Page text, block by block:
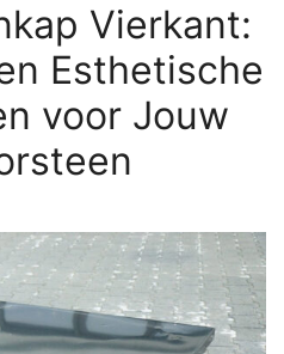
Vierkant:
Esthetische
voor Jouw